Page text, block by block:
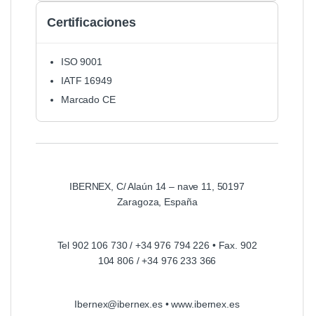
Certificaciones
ISO 9001
IATF 16949
Marcado CE
IBERNEX, C/ Alaún 14 – nave 11, 50197
Zaragoza, España
Tel 902 106 730 / +34 976 794 226 • Fax. 902
104 806 / +34 976 233 366
Ibernex@ibernex.es • www.ibernex.es